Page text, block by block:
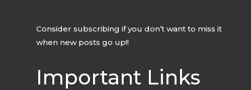
Consider subscribing if you don’t want to miss it
when new posts go up!!
Important Links